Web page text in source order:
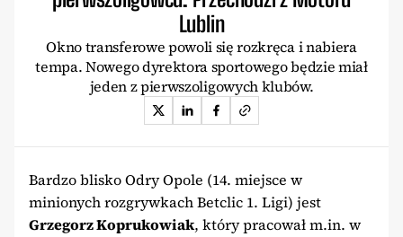
Lublin
Okno transferowe powoli się rozkręca i nabiera
tempa. Nowego dyrektora sportowego będzie miał
jeden z pierwszoligowych klubów.
Bardzo blisko Odry Opole (14. miejsce w
minionych rozgrywkach Betclic 1. Ligi) jest
Grzegorz Koprukowiak, który pracował m.in. w